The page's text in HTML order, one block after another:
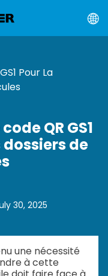
Pour La
QR GS1
de
30, 2025
une nécessité
à cette